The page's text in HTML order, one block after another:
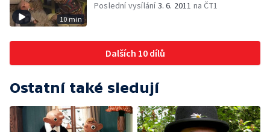
10 min
Poslední vysílání3. 6. 2011 na ČT1
Dalších 10 dílů
Ostatní také sledují